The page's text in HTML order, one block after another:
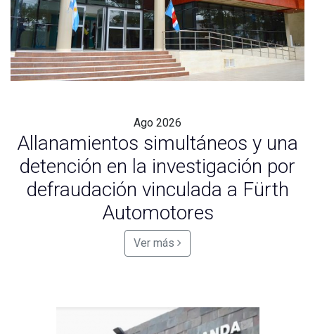
Ago 2026
Allanamientos simultáneos y una
detención en la investigación por
defraudación vinculada a Fürth
Automotores
Ver más